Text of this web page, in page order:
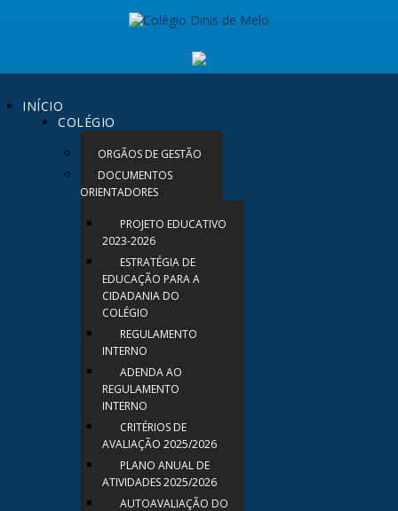
INÍCIO
COLÉGIO
ORGÃOS DE GESTÃO
DOCUMENTOS
ORIENTADORES
PROJETO EDUCATIVO
2023-2026
ESTRATÉGIA DE
EDUCAÇÃO PARA A
CIDADANIA DO
COLÉGIO
REGULAMENTO
INTERNO
ADENDA AO
REGULAMENTO
INTERNO
CRITÉRIOS DE
AVALIAÇÃO 2025/2026
PLANO ANUAL DE
ATIVIDADES 2025/2026
AUTOAVALIAÇÃO DO